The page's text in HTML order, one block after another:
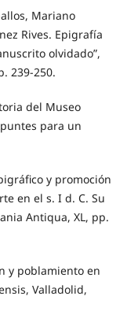
Mariano
Rives. Epigrafía
olvidado”,
239-250.
del Museo
para un
y promoción
en el s. I d. C. Su
Antiqua, XL, pp.
y poblamiento en
Valladolid,